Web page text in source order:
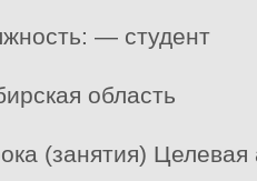
— студент
область
(занятия)